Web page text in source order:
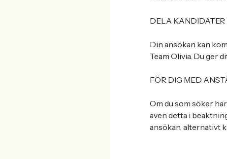
DELA
Din ansökan kan
Team Olivia. Du ger
FÖR DIG MED
Om du som söker
även detta i
ansökan, alternativt